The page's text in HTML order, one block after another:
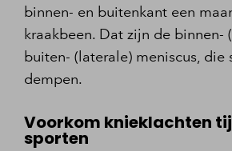
binnen- en buitenkant een
kraakbeen. Dat zijn de binnen-
buiten- (laterale) meniscus, die
dempen.
Voorkom knieklachten
sporten